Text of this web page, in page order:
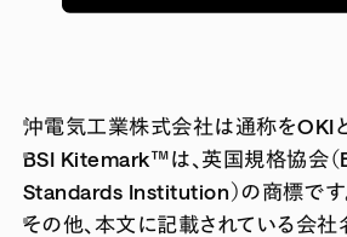
沖電気工業株式会社は通称をOKIと
BSI Kitemark™は、英国規格協会（
Standards Institution）の商標です
その他、本文に記載されている会社